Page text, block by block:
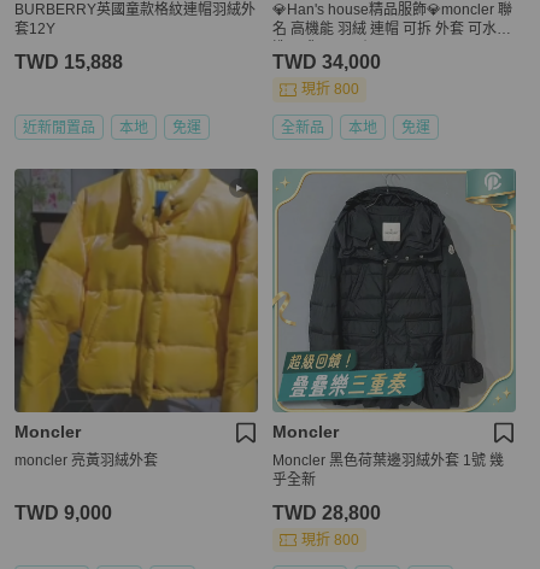
BURBERRY英國童款格紋連帽羽絨外
套12Y
TWD 15,888
近新閒置品 本地 免運
💎Han's house精品服飾💎moncler 聯
名 高機能 羽絨 連帽 可拆 外套 可水手
TWD 34,000
現折 800
全新品 本地 免運
Moncler
moncler 亮黃羽絨外套
TWD 9,000
Moncler
Moncler 黑色荷葉邊羽絨外套 ​1號 幾
乎全新
TWD 28,800
現折 800